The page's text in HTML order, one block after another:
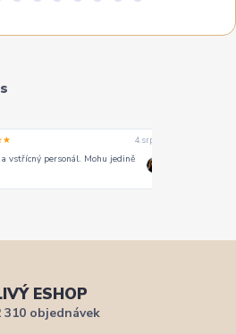
4. srpna
vstřícný personál. Mohu jedině
ESHOP
310 objednávek